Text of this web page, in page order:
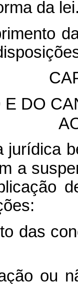
da
DO
a
das
ou